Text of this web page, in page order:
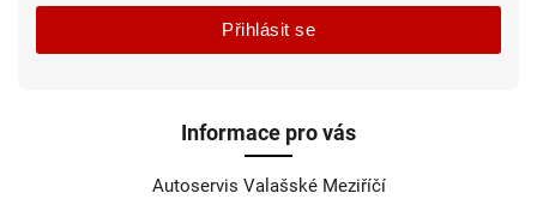
Informace pro vás
Autoservis Valašské Meziříčí
Přihlásit se